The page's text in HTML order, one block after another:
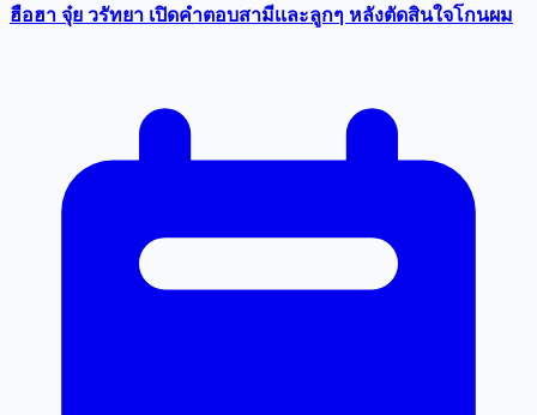
ฮือฮา จุ๋ย วรัทยา เปิดคำตอบสามีเเละลูกๆ หลังตัดสินใจโกนผม